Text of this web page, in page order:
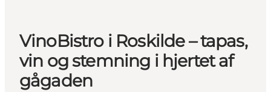
VinoBistro i Roskilde – tapas,
vin og stemning i hjertet af
gågaden